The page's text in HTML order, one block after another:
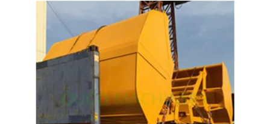
SITEMAP
ΠΟΛΙΤΙΚΉ
ΑΠΟΡΡΉΤΟΥ